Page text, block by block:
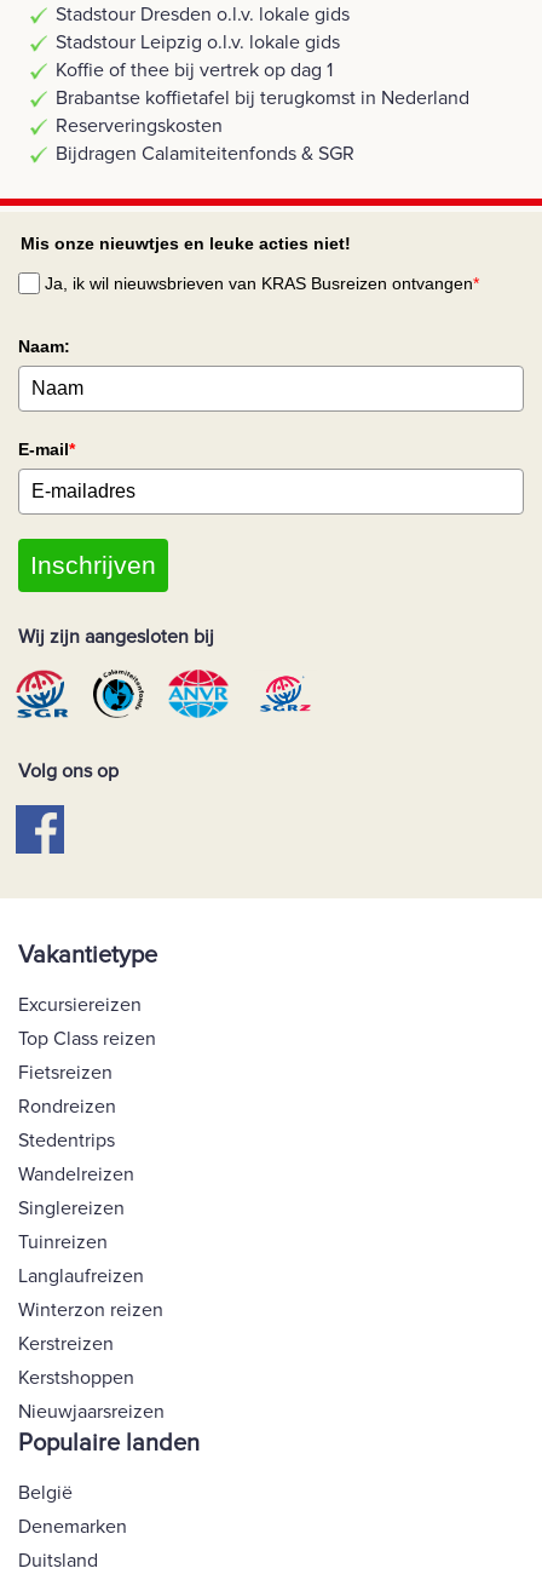
Stadstour Dresden o.l.v. lokale gids
Stadstour Leipzig o.l.v. lokale gids
Koffie of thee bij vertrek op dag 1
Brabantse koffietafel bij terugkomst in Nederland
Reserveringskosten
Bijdragen Calamiteitenfonds & SGR
Mis onze nieuwtjes en leuke acties niet!
Ja, ik wil nieuwsbrieven van KRAS Busreizen ontvangen*
Naam:
E-mail*
Inschrijven
Wij zijn aangesloten bij
Volg ons op
Vakantietype
Excursiereizen
Top Class reizen
Fietsreizen
Rondreizen
Stedentrips
Wandelreizen
Singlereizen
Tuinreizen
Langlaufreizen
Winterzon reizen
Kerstreizen
Kerstshoppen
Nieuwjaarsreizen
Populaire landen
België
Denemarken
Duitsland